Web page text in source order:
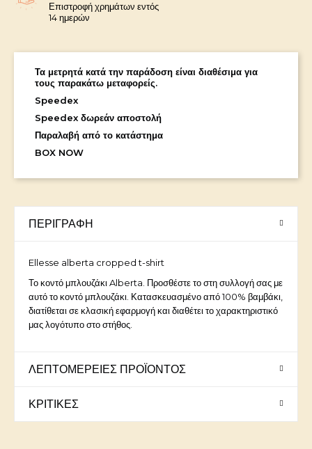
Επιστροφή χρημάτων εντός
14 ημερών
Τα μετρητά κατά την παράδοση είναι διαθέσιμα για
τους παρακάτω μεταφορείς.
Speedex
Speedex δωρεάν αποστολή
Παραλαβή από το κατάστημα
BOX NOW
ΠΕΡΙΓΡΑΦΉ
Ellesse alberta cropped t-shirt
Το κοντό μπλουζάκι Alberta. Προσθέστε το στη συλλογή σας με
αυτό το κοντό μπλουζάκι. Κατασκευασμένο από 100% βαμβάκι,
διατίθεται σε κλασική εφαρμογή και διαθέτει το χαρακτηριστικό
μας λογότυπο στο στήθος.
ΛΕΠΤΟΜΈΡΕΙΕΣ ΠΡΟΪΌΝΤΟΣ
ΚΡΙΤΙΚΈΣ